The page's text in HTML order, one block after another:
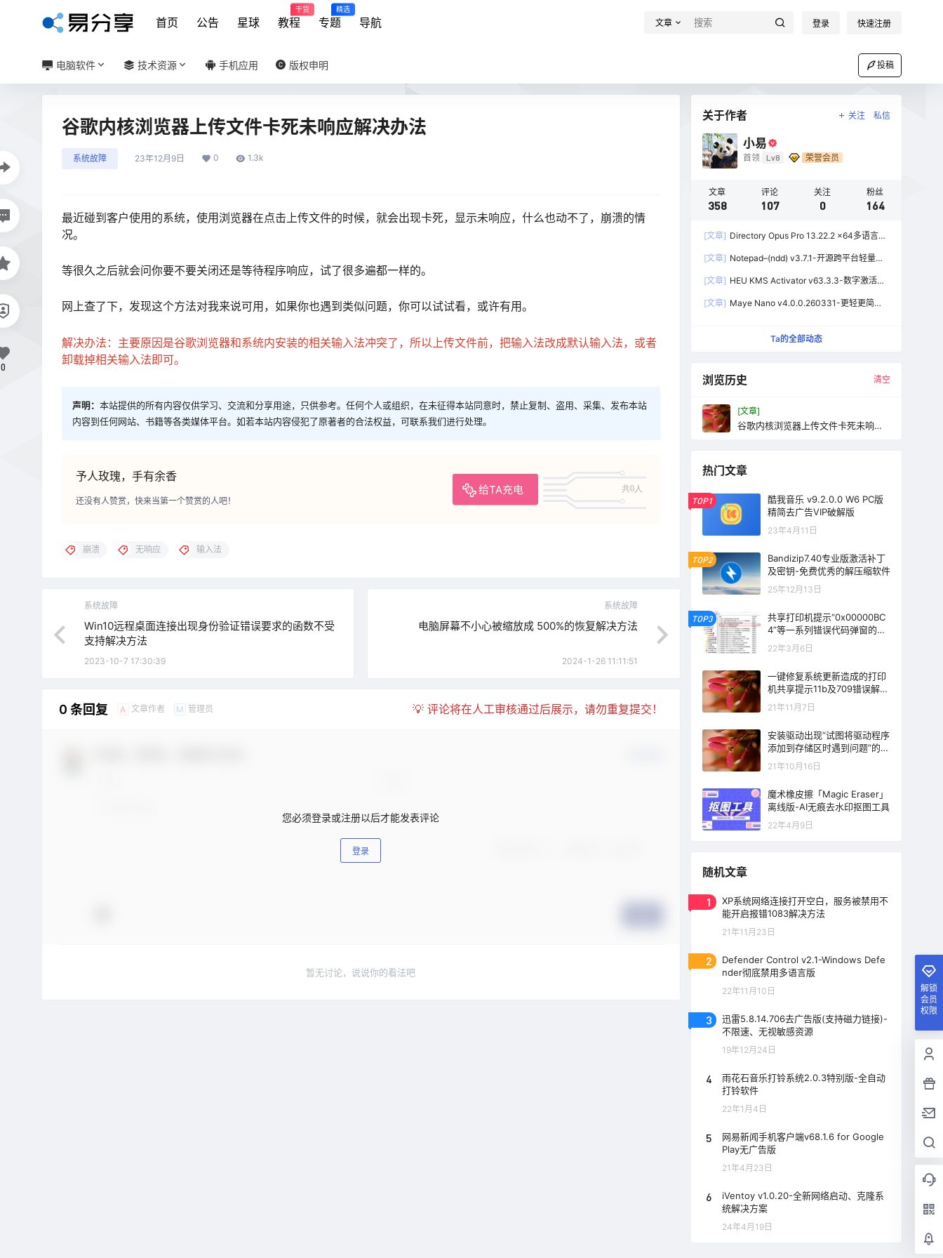
首页 公告 星球 教程
干货
专题
精选
导航 文章 登录 快速注册
电脑软件 技术资源 手机应用 版权申明 投稿
谷歌内核浏览器上传文件卡死未响应解决办法
系统故障 23年12月9日 0 1.3k
最近碰到客户使用的系统，使用浏览器在点击上传文件的时候，就会出现卡死，显示未响应，什么也动不了，崩溃的情
况。
等很久之后就会问你要不要关闭还是等待程序响应，试了很多遍都一样的。
网上查了下，发现这个方法对我来说可用，如果你也遇到类似问题，你可以试试看，或许有用。
解决办法：主要原因是谷歌浏览器和系统内安装的相关输入法冲突了，所以上传文件前，把输入法改成默认输入法，或者
卸载掉相关输入法即可。
声明： 本站提供的所有内容仅供学习、交流和分享用途，只供参考。任何个人或组织，在未征得本站同意时，禁止复制、盗用、采集、发布本站
内容到任何网站、书籍等各类媒体平台。如若本站内容侵犯了原著者的合法权益，可联系我们进行处理。
予人玫瑰，手有余香
给TA充电 共0人
还没有人赞赏，快来当第一个赞赏的人吧！
0
崩溃 无响应 输入法
系统故障
Win10远程桌面连接出现身份验证错误要求的函数不受
支持解决方法
2023-10-7 17:30:39
系统故障
电脑屏幕不小心被缩放成 500%的恢复解决方法
2024-1-26 11:11:51
0 条回复 A 文章作者 M 管理员 💡 评论将在人工审核通过后展示，请勿重复提交！
您必须登录或注册以后才能发表评论
登录
暂无讨论，说说你的看法吧
关于作者 关注 私信
小易
首领 Lv8 荣誉会员
文章
358
评论
107
关注
0
粉丝
164
[文章] Directory Opus Pro 13.22.2 x64多语言学
[文章] Notepad–(ndd) v3.7.1-开源跨平台轻量级
[文章] HEU KMS Activator v63.3.3-数字激活、
[文章] Maye Nano v4.0.0.260331-更轻更简洁
Ta的全部动态
浏览历史 清空
[文章]
谷歌内核浏览器上传文件卡死未响应
热门文章
TOP1
酷我音乐 v9.2.0.0 W6 PC版
精简去广告VIP破解版
23年4月11日
TOP2
Bandizip7.40专业版激活补丁
及密钥-免费优秀的解压缩软件
25年12月13日
TOP3
共享打印机提示“0x00000BC
4”等一系列错误代码弹窗的解
决方法
22年3月6日
一键修复系统更新造成的打印
机共享提示11b及709错误解决
方法
21年11月7日
安装驱动出现“试图将驱动程序
添加到存储区时遇到问题”的错
误提示解决方法
21年10月16日
魔术橡皮擦「Magic Eraser」
离线版-AI无痕去水印抠图工具
22年4月9日
随机文章
1
XP系统网络连接打开空白，服务被禁用不
能开启报错1083解决方法
21年11月23日
2
Defender Control v2.1-Windows Defe
nder彻底禁用多语言版
22年11月10日
3
迅雷5.8.14.706去广告版(支持磁力链接)-
不限速、无视敏感资源
19年12月24日
4
雨花石音乐打铃系统2.0.3特别版-全自动
打铃软件
22年1月4日
5
网易新闻手机客户端v68.1.6 for Google
Play无广告版
21年4月23日
6
iVentoy v1.0.20-全新网络启动、克隆系
统解决方案
24年4月19日
解锁
会员
权限